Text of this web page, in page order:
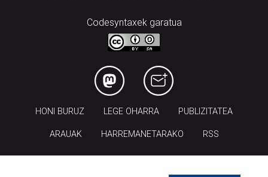
Codesyntaxek garatua
HONI BURUZ LEGE OHARRA PUBLIZITATEA
ARAUAK HARREMANETARAKO RSS